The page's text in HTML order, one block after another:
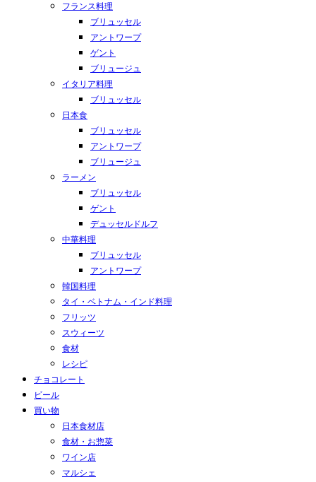
フランス料理
ブリュッセル
アントワープ
ゲント
ブリュージュ
イタリア料理
ブリュッセル
日本食
ブリュッセル
アントワープ
ブリュージュ
ラーメン
ブリュッセル
ゲント
デュッセルドルフ
中華料理
ブリュッセル
アントワープ
韓国料理
タイ・ベトナム・インド料理
フリッツ
スウィーツ
食材
レシピ
チョコレート
ビール
買い物
日本食材店
食材・お惣菜
ワイン店
マルシェ